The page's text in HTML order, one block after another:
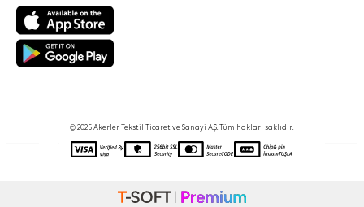
© 2025 Akerler Tekstil Ticaret ve Sanayi A.Ş. Tüm hakları saklıdır.